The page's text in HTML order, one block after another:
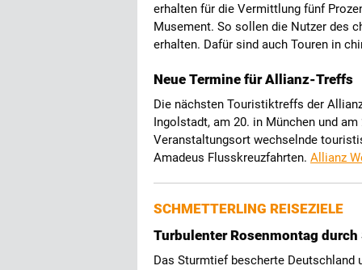
erhalten für die Vermittlung fünf
Musement. So sollen die Nutzer des
erhalten. Dafür sind auch Touren in
Neue Termine für Allianz-Treffs
Die nächsten Touristiktreffs der
Ingolstadt, am 20. in München und
Veranstaltungsort wechselnde
Amadeus Flusskreuzfahrten. Allianz
SCHMETTERLING REISEZIELE
Turbulenter Rosenmontag
Das Sturmtief bescherte Deutschland